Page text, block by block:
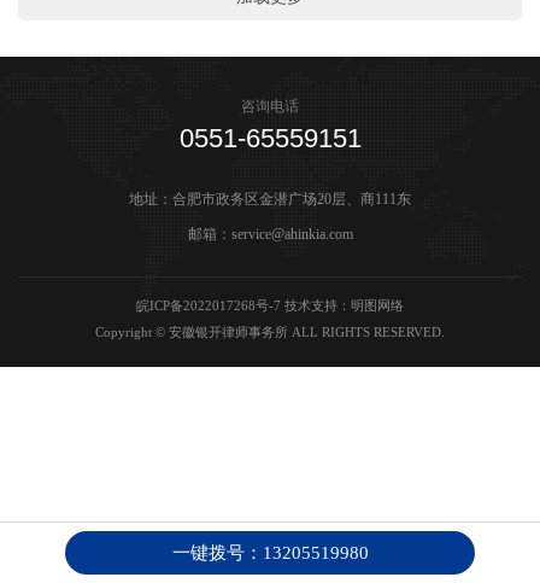
咨询电话
0551-65559151
地址：合肥市政务区金潜广场20层、商111东
邮箱：service@ahinkia.com
皖ICP备2022017268号-7 技术支持： 明图网络
Copyright © 安徽银开律师事务所 ALL RIGHTS RESERVED.
一键拨号：13205519980